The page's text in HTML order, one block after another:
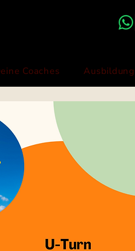
Coaches Ausbildung